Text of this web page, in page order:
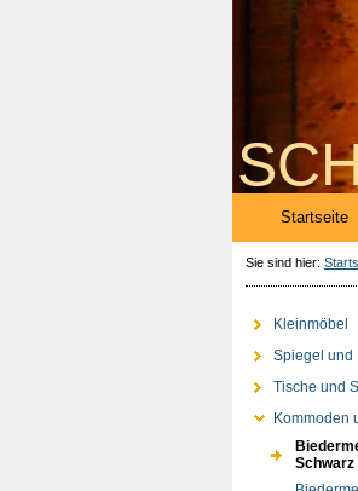
Startseite
Sie sind hier:
Kleinmöbel
Spiegel und
Tische und
Kommoden
Schwarz